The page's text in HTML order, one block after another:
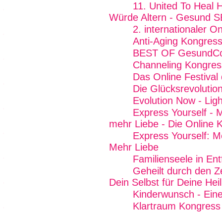
11. United To Heal
Würde Altern - Gesund
2. internationaler
Anti-Aging
BEST OF
Channeling
Das Online
Die
Evolution Now -
Express Yourself -
mehr Liebe - Die Online
Express Yourself:
Mehr Liebe
Familienseele in
Geheilt durch den
Dein Selbst für Deine
Kinderwunsch -
Klartraum Kongress